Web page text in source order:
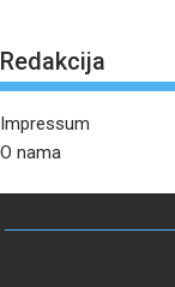
Redakcija
Impressum
O nama